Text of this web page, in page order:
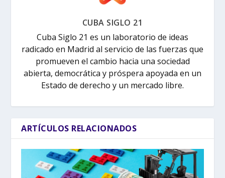
CUBA SIGLO 21
Cuba Siglo 21 es un laboratorio de ideas
radicado en Madrid al servicio de las fuerzas que
promueven el cambio hacia una sociedad
abierta, democrática y próspera apoyada en un
Estado de derecho y un mercado libre.
ARTÍCULOS RELACIONADOS